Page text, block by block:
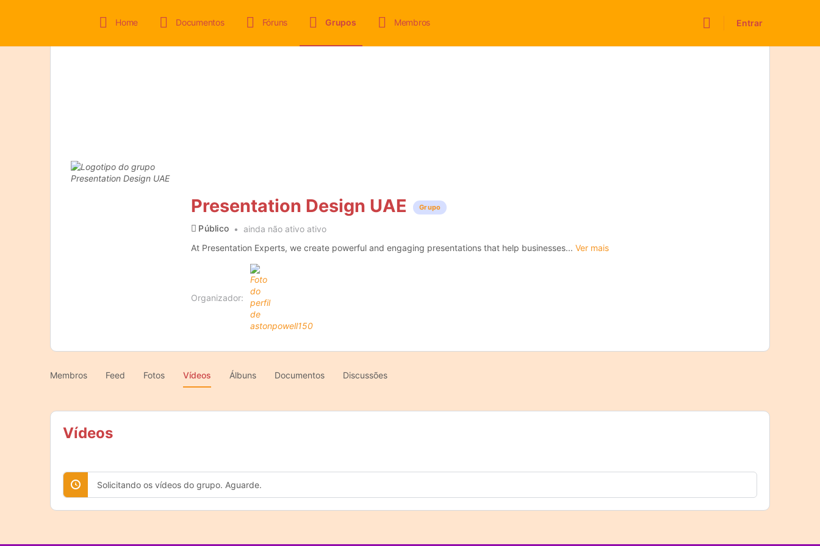
Home Documentos Fóruns Grupos Membros Entrar
Presentation Design UAE Grupo
Público
ainda não ativo ativo
At Presentation Experts, we create powerful and engaging presentations that help businesses... Ver mais
Organizador:
Membros Feed Fotos Vídeos Álbuns Documentos Discussões
Vídeos
Solicitando os vídeos do grupo. Aguarde.